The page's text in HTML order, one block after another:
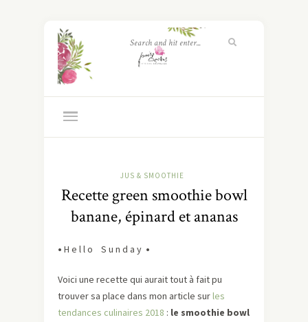
JUS & SMOOTHIE
Recette green smoothie bowl
banane, épinard et ananas
• H e l l o S u n d a y •
Voici une recette qui aurait tout à fait pu
trouver sa place dans mon article surles
tendances culinaires 2018 : le smoothie bowl